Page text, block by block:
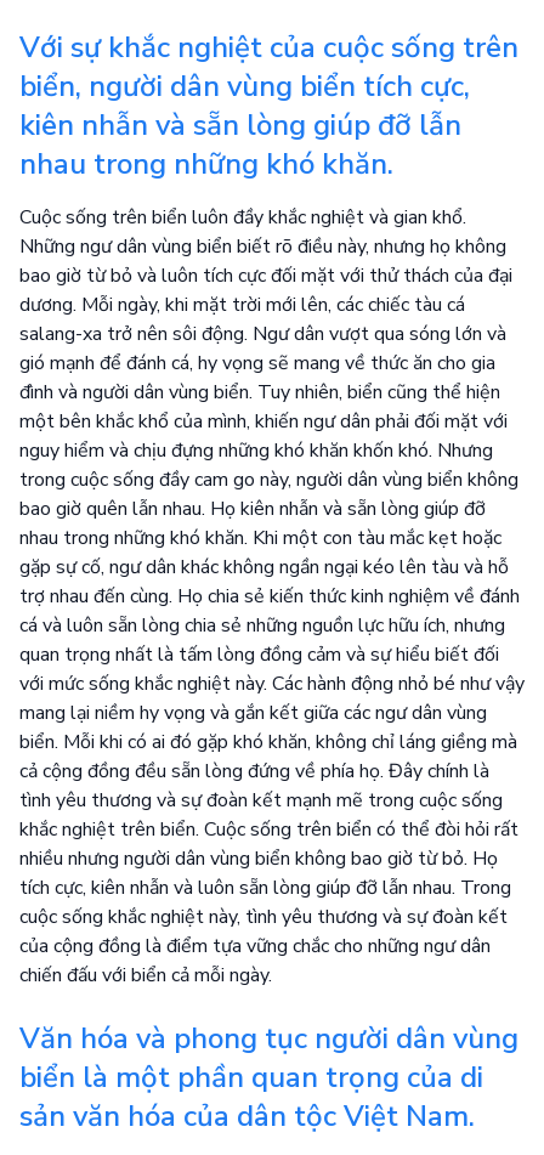
Với sự khắc nghiệt của cuộc sống trên
biển, người dân vùng biển tích cực,
kiên nhẫn và sẵn lòng giúp đỡ lẫn
nhau trong những khó khăn.
Cuộc sống trên biển luôn đầy khắc nghiệt và gian khổ.
Những ngư dân vùng biển biết rõ điều này, nhưng họ không
bao giờ từ bỏ và luôn tích cực đối mặt với thử thách của đại
dương. Mỗi ngày, khi mặt trời mới lên, các chiếc tàu cá
salang-xa trở nên sôi động. Ngư dân vượt qua sóng lớn và
gió mạnh để đánh cá, hy vọng sẽ mang về thức ăn cho gia
đình và người dân vùng biển. Tuy nhiên, biển cũng thể hiện
một bên khắc khổ của mình, khiến ngư dân phải đối mặt với
nguy hiểm và chịu đựng những khó khăn khốn khó. Nhưng
trong cuộc sống đầy cam go này, người dân vùng biển không
bao giờ quên lẫn nhau. Họ kiên nhẫn và sẵn lòng giúp đỡ
nhau trong những khó khăn. Khi một con tàu mắc kẹt hoặc
gặp sự cố, ngư dân khác không ngần ngại kéo lên tàu và hỗ
trợ nhau đến cùng. Họ chia sẻ kiến thức kinh nghiệm về đánh
cá và luôn sẵn lòng chia sẻ những nguồn lực hữu ích, nhưng
quan trọng nhất là tấm lòng đồng cảm và sự hiểu biết đối
với mức sống khắc nghiệt này. Các hành động nhỏ bé như vậy
mang lại niềm hy vọng và gắn kết giữa các ngư dân vùng
biển. Mỗi khi có ai đó gặp khó khăn, không chỉ láng giềng mà
cả cộng đồng đều sẵn lòng đứng về phía họ. Đây chính là
tình yêu thương và sự đoàn kết mạnh mẽ trong cuộc sống
khắc nghiệt trên biển. Cuộc sống trên biển có thể đòi hỏi rất
nhiều nhưng người dân vùng biển không bao giờ từ bỏ. Họ
tích cực, kiên nhẫn và luôn sẵn lòng giúp đỡ lẫn nhau. Trong
cuộc sống khắc nghiệt này, tình yêu thương và sự đoàn kết
của cộng đồng là điểm tựa vững chắc cho những ngư dân
chiến đấu với biển cả mỗi ngày.
Văn hóa và phong tục người dân vùng
biển là một phần quan trọng của di
sản văn hóa của dân tộc Việt Nam.